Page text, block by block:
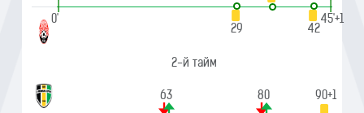
|
0'
29
42
|
45'+1
2-й тайм
63 80 90+1